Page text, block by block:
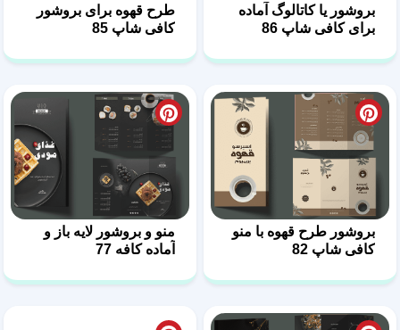
بروشور یا کاتالوگ آماده
برای کافی شاپ 86
طرح قهوه برای بروشور
کافی شاپ 85
بروشور طرح قهوه با منو
کافی شاپ 82
منو و بروشور لایه باز و
آماده کافه 77